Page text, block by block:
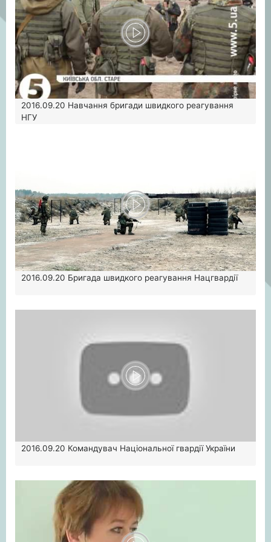
2016.09.20 Навчання бригади швидкого реагування
НГУ
2016.09.20 Бригада швидкого реагування Нацгвардії
2016.09.20 Командувач Національної гвардії України